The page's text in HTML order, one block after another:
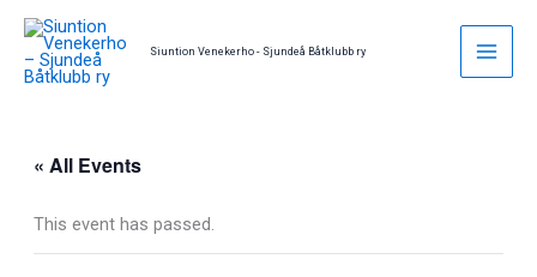
Skip
content
Siuntion Venekerho - Sjundeå Båtklubb ry
« All Events
This event has passed.